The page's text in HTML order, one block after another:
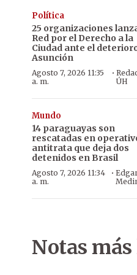
Política
25 organizaciones
Red por el Derecho a la
Ciudad ante el
Asunción
Agosto 7, 2026 11:35
a. m.
·
ÚH
Mundo
14 paraguayas son
rescatadas en
antitrata que deja dos
detenidos en Brasil
Agosto 7, 2026 11:34
a. m.
·
Notas